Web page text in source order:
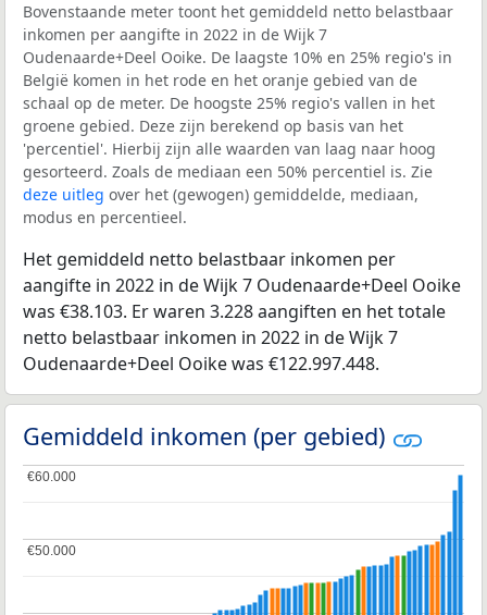
Bovenstaande meter toont het gemiddeld netto belastbaar
inkomen per aangifte in 2022 in de Wijk 7
Oudenaarde+Deel Ooike. De laagste 10% en 25% regio's in
België komen in het rode en het oranje gebied van de
schaal op de meter. De hoogste 25% regio's vallen in het
groene gebied. Deze zijn berekend op basis van het
'percentiel'. Hierbij zijn alle waarden van laag naar hoog
gesorteerd. Zoals de mediaan een 50% percentiel is. Zie
deze uitleg over het (gewogen) gemiddelde, mediaan,
modus en percentieel.
Het gemiddeld netto belastbaar inkomen per
aangifte in 2022 in de Wijk 7 Oudenaarde+Deel Ooike
was €38.103. Er waren 3.228 aangiften en het totale
netto belastbaar inkomen in 2022 in de Wijk 7
Oudenaarde+Deel Ooike was €122.997.448.
Gemiddeld inkomen (per gebied)
€50.000
€50.000
€60.000
€60.000